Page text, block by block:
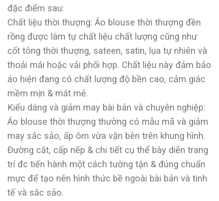
đặc điểm sau:
Chất liệu thời thượng: Áo blouse thời thượng đền
rồng được làm tự chất liệu chất lượng cũng như
cốt tông thời thượng, sateen, satin, lụa tự nhiên và
thoải mái hoặc vải phối hợp. Chất liệu này đảm bảo
áo hiện đang có chất lượng độ bền cao, cảm giác
mềm mịn & mát mẻ.
Kiểu dáng và giảm may bài bản và chuyên nghiệp:
Áo blouse thời thượng thường có mẫu mã và giảm
may sắc sảo, ấp ôm vừa vặn bên trên khung hình.
Đường cắt, cấp nếp & chi tiết cụ thể bày diễn trang
trí đc tiến hành một cách tường tận & đúng chuẩn
mực để tạo nên hình thức bề ngoài bài bản và tinh
tế và sắc sảo.